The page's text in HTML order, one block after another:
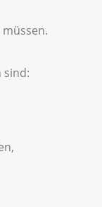
sind: